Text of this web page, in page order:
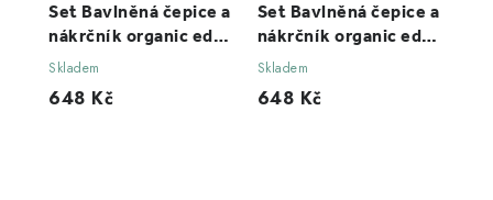
Set Bavlněná čepice a
nákrčník organic ed
december sky
Skladem
648 Kč
Set Bavlněná čepice a
nákrčník organic ed
orchid
Skladem
648 Kč